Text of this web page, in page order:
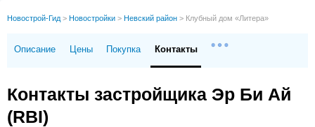
Новострой-Гид > Новостройки > Невский район > Клубный дом «Литера»
Описание Цены Покупка Контакты
Контакты застройщика Эр Би Ай
(RBI)